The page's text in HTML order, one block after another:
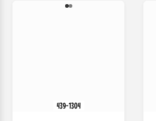
439-1304